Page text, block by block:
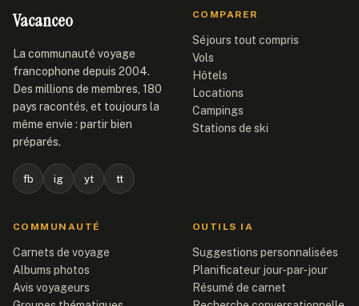
Vacanceo
La communauté voyage
francophone depuis 2004.
Des millions de membres, 180
pays racontés, et toujours la
même envie : partir bien
préparés.
fb ig yt tt
COMPARER
Séjours tout compris
Vols
Hôtels
Locations
Campings
Stations de ski
COMMUNAUTÉ
Carnets de voyage
Albums photos
Avis voyageurs
OUTILS IA
Suggestions personnalisées
Planificateur jour-par-jour
Résumé de carnet